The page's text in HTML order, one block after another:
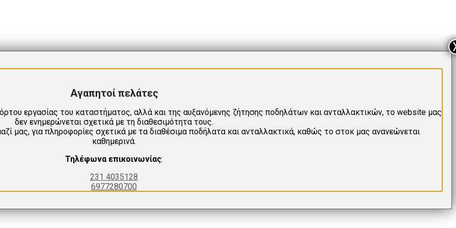
Αγαπητοί πελάτες
εργασίας του καταστήματος, αλλά και της αυξανόμενης ζήτησης ποδηλάτων και ανταλλακτικών, το website μας
δεν ενημερώνεται σχετικά με τη διαθεσιμότητα τους.
μας, για πληροφορίες σχετικά με τα διαθέσιμα ποδήλατα και ανταλλακτικά, καθώς το στοκ μας ανανεώνεται
καθημερινά.
Τηλέφωνα επικοινωνίας:
231 4035128
6977280700